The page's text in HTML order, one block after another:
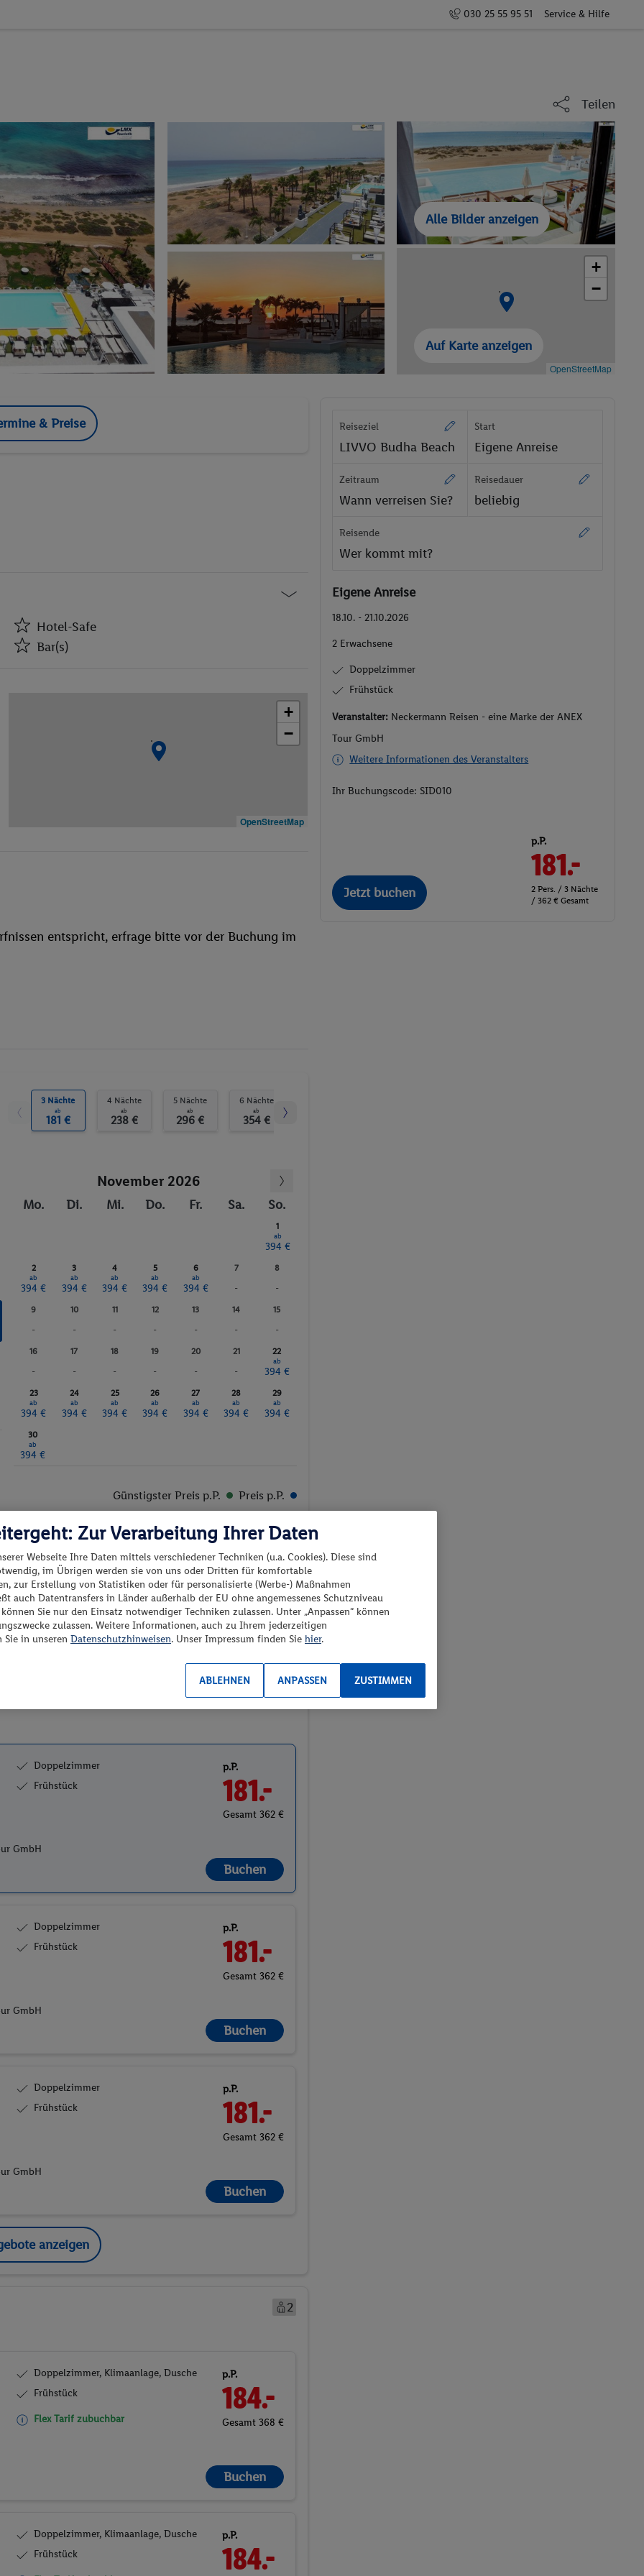
030 25 55 95 51 Service & Hilfe
Teilen
Alle Bilder anzeigen
+
−
OpenStreetMap
Auf Karte anzeigen
& Preise
Hotel-Safe
Bar(s)
Wassersport
+
−
OpenStreetMap
entspricht, erfrage bitte vor der Buchung im
3 Nächte
ab
181 €
4 Nächte
ab
238 €
5 Nächte
ab
296 €
6 Nächte
ab
354 €
November 2026
Mo. Di. Mi. Do. Fr. Sa. So.
1
ab
394 €
2
ab
394 €
3
ab
394 €
4
ab
394 €
5
ab
394 €
6
ab
394 €
7
-
8
-
9
-
10
-
11
-
12
-
13
-
14
-
15
-
16
-
17
-
18
-
19
-
20
-
21
-
22
ab
394 €
23
ab
394 €
24
ab
394 €
25
ab
394 €
26
ab
394 €
27
ab
394 €
28
ab
394 €
29
ab
394 €
30
ab
394 €
Günstigster Preis p.P. Preis p.P.
los?
Preis aufsteigend
2
Doppelzimmer
Frühstück
p.P.
181.-
Gesamt 362 €
GmbH
Buchen
Doppelzimmer
Frühstück
p.P.
181.-
Gesamt 362 €
GmbH
Buchen
Doppelzimmer
Frühstück
p.P.
181.-
Gesamt 362 €
GmbH
Buchen
anzeigen
2
Doppelzimmer, Klimaanlage, Dusche
Frühstück
Flex Tarif zubuchbar
p.P.
184.-
Gesamt 368 €
Buchen
Doppelzimmer, Klimaanlage, Dusche
Frühstück
p.P.
184.-
Reiseziel
LIVVO Budha Beach
Start
Eigene Anreise
Zeitraum
Wann verreisen Sie?
Reisedauer
beliebig
Reisende
Wer kommt mit?
Eigene Anreise
18.10. - 21.10.2026
2 Erwachsene
Doppelzimmer
Frühstück
Veranstalter: Neckermann Reisen - eine Marke der ANEX
Tour GmbH
Weitere Informationen des Veranstalters
Ihr Buchungscode: SID010
Jetzt buchen
p.P.
181.-
2 Pers. / 3 Nächte
/ 362 € Gesamt
Zur Verarbeitung Ihrer Daten
Webseite Ihre Daten mittels verschiedener Techniken (u.a. Cookies). Diese sind
im Übrigen werden sie von uns oder Dritten für komfortable
zur Erstellung von Statistiken oder für personalisierte (Werbe-) Maßnahmen
auch Datentransfers in Länder außerhalb der EU ohne angemessenes Schutzniveau
Sie nur den Einsatz notwendiger Techniken zulassen. Unter „Anpassen“ können
zulassen. Weitere Informationen, auch zu Ihrem jederzeitigen
in unseren Datenschutzhinweisen. Unser Impressum finden Sie hier.
ZUSTIMMEN
ANPASSEN
ABLEHNEN